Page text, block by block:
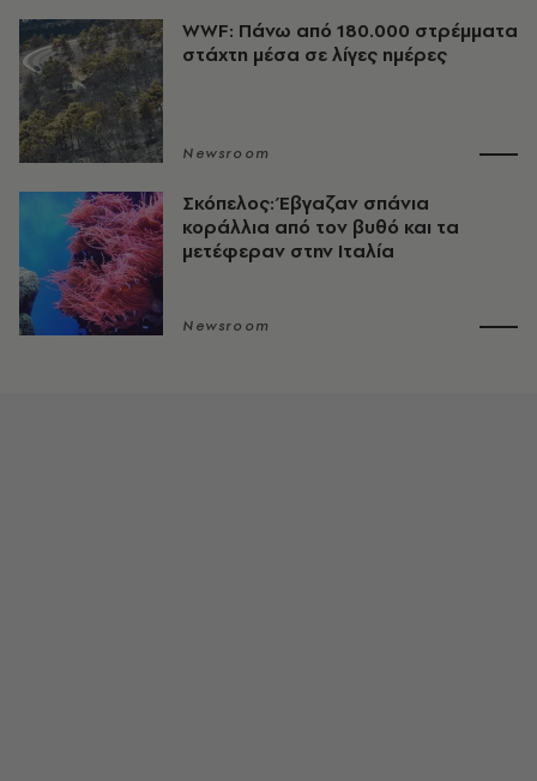
WWF: Πάνω από 180.000 στρέμματα
στάχτη μέσα σε λίγες ημέρες
Newsroom
Σκόπελος: Έβγαζαν σπάνια
κοράλλια από τον βυθό και τα
μετέφεραν στην Ιταλία
Newsroom